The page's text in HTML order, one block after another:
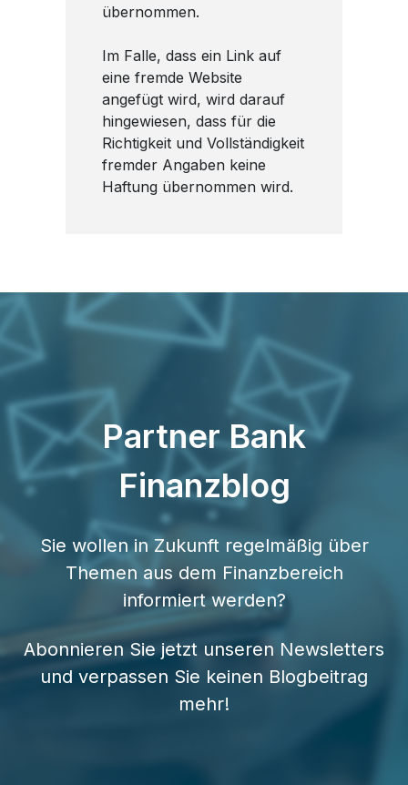
übernommen.
Im Falle, dass ein Link auf
eine fremde Website
angefügt wird, wird darauf
hingewiesen, dass für die
Richtigkeit und Vollständigkeit
fremder Angaben keine
Haftung übernommen wird.
Partner Bank
Finanzblog
Sie wollen in Zukunft regelmäßig über
Themen aus dem Finanzbereich
informiert werden?
Abonnieren Sie jetzt unseren Newsletters
und verpassen Sie keinen Blogbeitrag
mehr!